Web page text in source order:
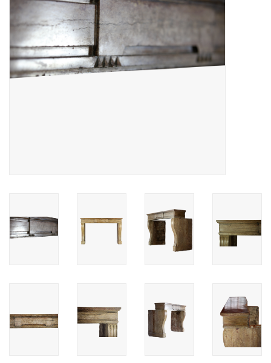
Decoratieve Outdoor
Objecten
Vloeren - Steen, Terra Cotta
& Marmer